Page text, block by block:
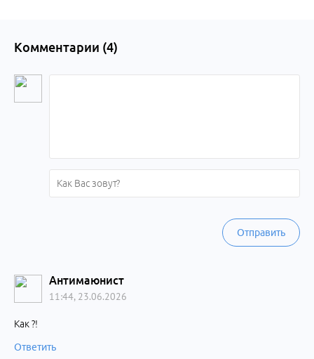
Комментарии (4)
Отправить
Антимаюнист
11:44, 23.06.2026
Как ?!
Ответить